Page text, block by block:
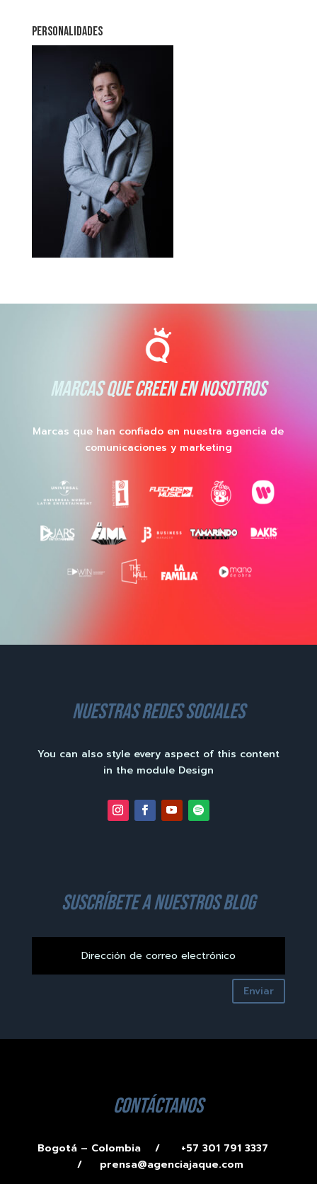
PERSONALIDADES
MARCAS QUE CREEN EN NOSOTROS
Marcas que han confiado en nuestra agencia de
comunicaciones y marketing
nuestras redes sociales
You can also style every aspect of this content
in the module Design
suscríbete a nuestros blog
Enviar
contáctanos
Bogotá – Colombia /
+57 301 791 3337
/ prensa@agenciajaque.com